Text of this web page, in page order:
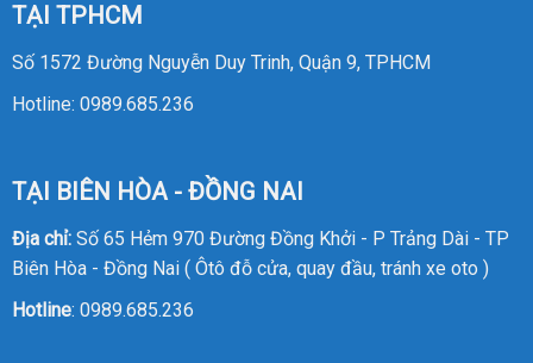
TẠI TPHCM
Số 1572 Đường Nguyễn Duy Trinh, Quận 9, TPHCM
Hotline: 0989.685.236
TẠI BIÊN HÒA - ĐỒNG NAI
Địa chỉ:Số 65 Hẻm 970 Đường Đồng Khởi - P Trảng Dài - TP
Biên Hòa - Đồng Nai ( Ôtô đỗ cửa, quay đầu, tránh xe oto )
Hotline: 0989.685.236